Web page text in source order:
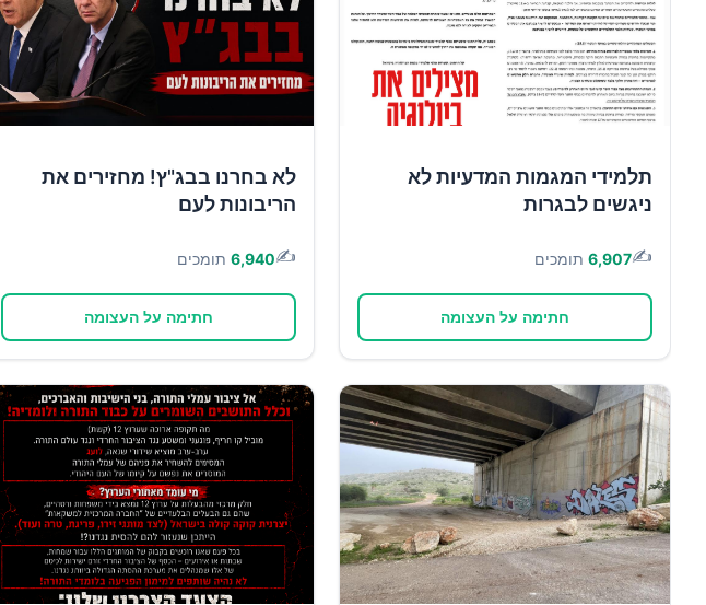
תלמידי המגמות המדעיות לא
ניגשים לבגרות
✍️
6,907 תומכים
חתימה על העצומה
לא בחרנו בבג"ץ! מחזירים את
הריבונות לעם
✍️
6,940 תומכים
חתימה על העצומה